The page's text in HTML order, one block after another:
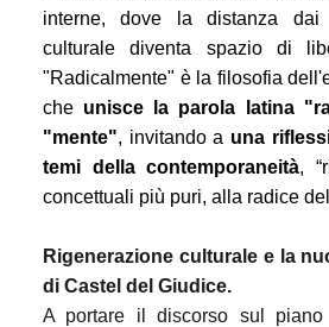
interne, dove la distanza
culturale diventa spazio di
"Radicalmente" è la filosofia
che unisce la parola latina
"mente", invitando a una
temi della contemporaneità,
concettuali più puri, alla radice
Rigenerazione culturale e la
di Castel del Giudice.
A portare il discorso sul piano